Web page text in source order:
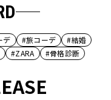
デ #旅コーデ
#結婚
#ZARA #骨格診断